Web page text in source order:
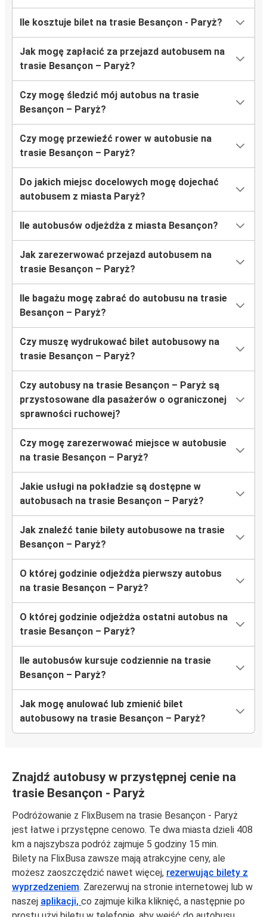
Ile kosztuje bilet na trasie Besançon - Paryż?
Jak mogę zapłacić za przejazd autobusem na
trasie Besançon – Paryż?
Czy mogę śledzić mój autobus na trasie
Besançon – Paryż?
Czy mogę przewieźć rower w autobusie na
trasie Besançon – Paryż?
Do jakich miejsc docelowych mogę dojechać
autobusem z miasta Paryż?
Ile autobusów odjeżdża z miasta Besançon?
Jak zarezerwować przejazd autobusem na
trasie Besançon – Paryż?
Ile bagażu mogę zabrać do autobusu na trasie
Besançon – Paryż?
Czy muszę wydrukować bilet autobusowy na
trasie Besançon – Paryż?
Czy autobusy na trasie Besançon – Paryż są
przystosowane dla pasażerów o ograniczonej
sprawności ruchowej?
Czy mogę zarezerwować miejsce w autobusie
na trasie Besançon – Paryż?
Jakie usługi na pokładzie są dostępne w
autobusach na trasie Besançon – Paryż?
Jak znaleźć tanie bilety autobusowe na trasie
Besançon – Paryż?
O której godzinie odjeżdża pierwszy autobus
na trasie Besançon – Paryż?
O której godzinie odjeżdża ostatni autobus na
trasie Besançon – Paryż?
Ile autobusów kursuje codziennie na trasie
Besançon – Paryż?
Jak mogę anulować lub zmienić bilet
autobusowy na trasie Besançon – Paryż?
Znajdź autobusy w przystępnej cenie na
trasie Besançon - Paryż
Podróżowanie z FlixBusem na trasie Besançon - Paryż
jest łatwe i przystępne cenowo. Te dwa miasta dzieli 408
km a najszybsza podróż zajmuje 5 godziny 15 min.
Bilety na FlixBusa zawsze mają atrakcyjne ceny, ale
możesz zaoszczędzić nawet więcej, rezerwując bilety z
wyprzedzeniem. Zarezerwuj na stronie internetowej lub w
naszej aplikacji, co zajmuje kilka kliknięć, a następnie po